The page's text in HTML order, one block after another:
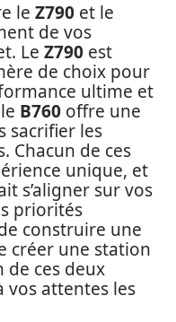
le Z790 et le
de vos
Le Z790 est
de choix pour
ultime et
B760 offre une
sacrifier les
Chacun de ces
unique, et
s’aligner sur vos
priorités
construire une
créer une station
de ces deux
vos attentes les